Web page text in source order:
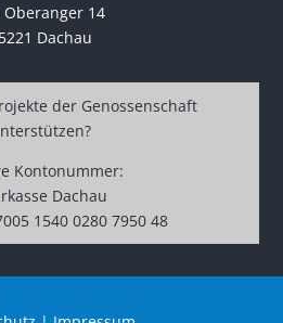
Oberanger 14
Dachau
der Genossenschaft
Kontonummer:
Dachau
1540 0280 7950 48